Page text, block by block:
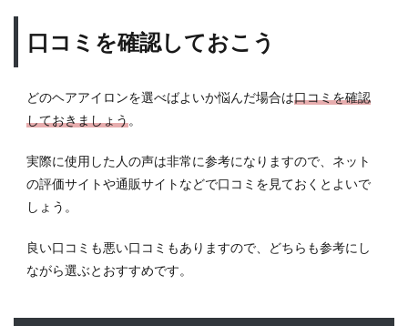
口コミを確認しておこう
どのヘアアイロンを選べばよいか悩んだ場合は口コミを確認
しておきましょう。
実際に使用した人の声は非常に参考になりますので、ネット
の評価サイトや通販サイトなどで口コミを見ておくとよいで
しょう。
良い口コミも悪い口コミもありますので、どちらも参考にし
ながら選ぶとおすすめです。